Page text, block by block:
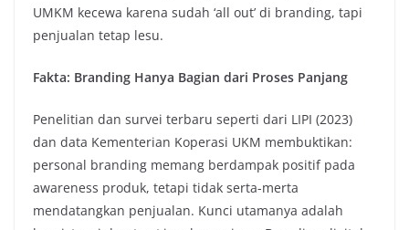
UMKM kecewa karena sudah ‘all out’ di branding, tapi
penjualan tetap lesu.
Fakta: Branding Hanya Bagian dari Proses Panjang
Penelitian dan survei terbaru seperti dari LIPI (2023)
dan data Kementerian Koperasi UKM membuktikan:
personal branding memang berdampak positif pada
awareness produk, tetapi tidak serta-merta
mendatangkan penjualan. Kunci utamanya adalah